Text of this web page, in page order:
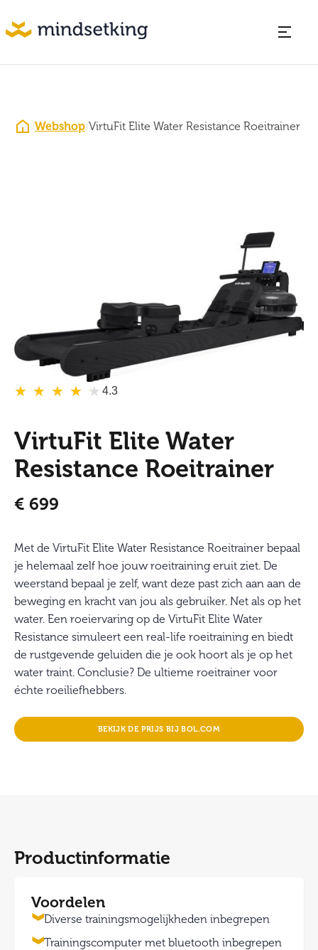
/Webshop/VirtuFit Elite Water Resistance Roeitrainer
★ ★ ★ ★ ★
★ ★ ★ ★ ★ 4.3
VirtuFit Elite Water
Resistance Roeitrainer
€ 699
Met de VirtuFit Elite Water Resistance Roeitrainer bepaal
je helemaal zelf hoe jouw roeitraining eruit ziet. De
weerstand bepaal je zelf, want deze past zich aan aan de
beweging en kracht van jou als gebruiker. Net als op het
water. Een roeiervaring op de VirtuFit Elite Water
Resistance simuleert een real-life roeitraining en biedt
de rustgevende geluiden die je ook hoort als je op het
water traint. Conclusie? De ultieme roeitrainer voor
échte roeiliefhebbers.
BEKIJK DE PRIJS BIJ BOL.COM
Productinformatie
Voordelen
Diverse trainingsmogelijkheden inbegrepen
Trainingscomputer met bluetooth inbegrepen